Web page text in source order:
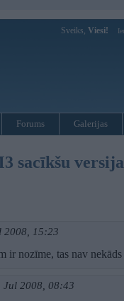
Sveiks, Viesi!
Forums Galerijas
sacīkšu
2008, 15:23
ir nozīme, tas nav
Jul 2008, 08:43